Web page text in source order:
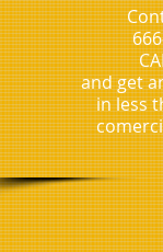
and get
in less